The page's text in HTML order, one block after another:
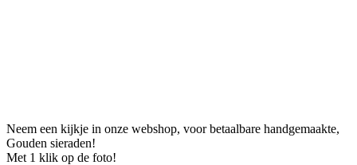
Neem een kijkje in onze webshop, voor betaalbare handgemaakte,
Gouden sieraden!
Met 1 klik op de foto!